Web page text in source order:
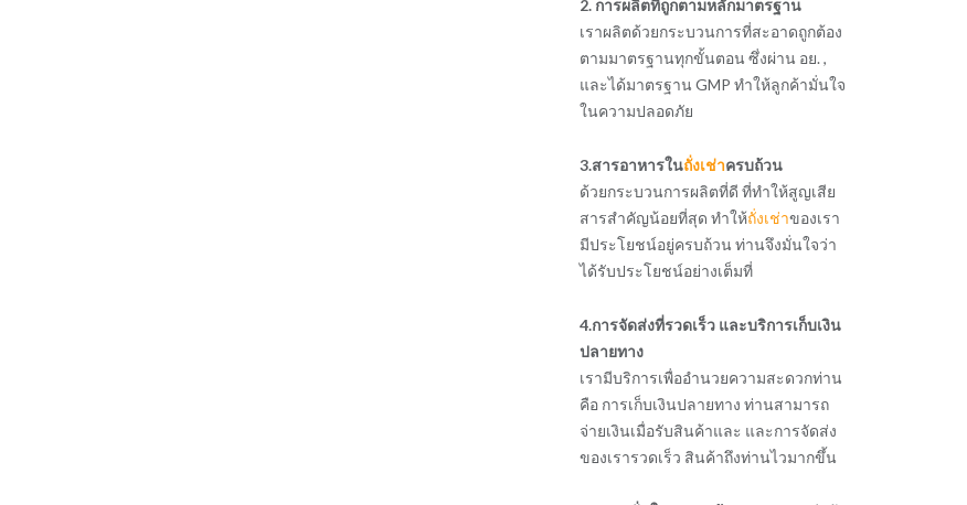
2. การผลิตที่ถูกตามหลักมาตรฐาน
เราผลิตด้วยกระบวนการที่สะอาดถูกต้อง
ตามมาตรฐานทุกขั้นตอน ซึ่งผ่าน อย. ,
และได้มาตรฐาน GMP ทำให้ลูกค้ามั่นใจ
ในความปลอดภัย
3.สารอาหารในถั่งเช่าครบถ้วน
ด้วยกระบวนการผลิตที่ดี ที่ทำให้สูญเสีย
สารสำคัญน้อยที่สุด ทำให้ถั่งเช่าของเรา
มีประโยชน์อยู่ครบถ้วน ท่านจึงมั่นใจว่า
ได้รับประโยชน์อย่างเต็มที่
4.การจัดส่งที่รวดเร็ว และบริการเก็บเงิน
ปลายทาง
เรามีบริการเพื่ออำนวยความสะดวกท่าน
คือ การเก็บเงินปลายทาง ท่านสามารถ
จ่ายเงินเมื่อรับสินค้าและ และการจัดส่ง
ของเรารวดเร็ว สินค้าถึงท่านไวมากขึ้น